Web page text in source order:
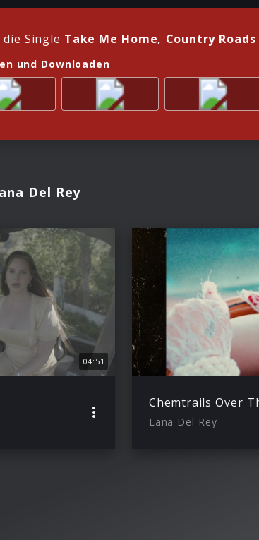
Single Take Me Home, Country Roads
und Downloaden
Del Rey
04:51
Lana Del Rey